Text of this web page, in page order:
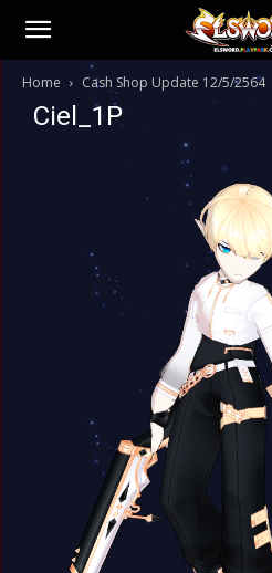
Home Cash Shop Update 12/5/2564
Ciel_1P